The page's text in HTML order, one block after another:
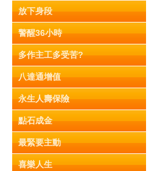
放下身段
警醒36小時
多作主工多受苦?
八達通增值
永生人壽保險
點石成金
最緊要主動
喜樂人生